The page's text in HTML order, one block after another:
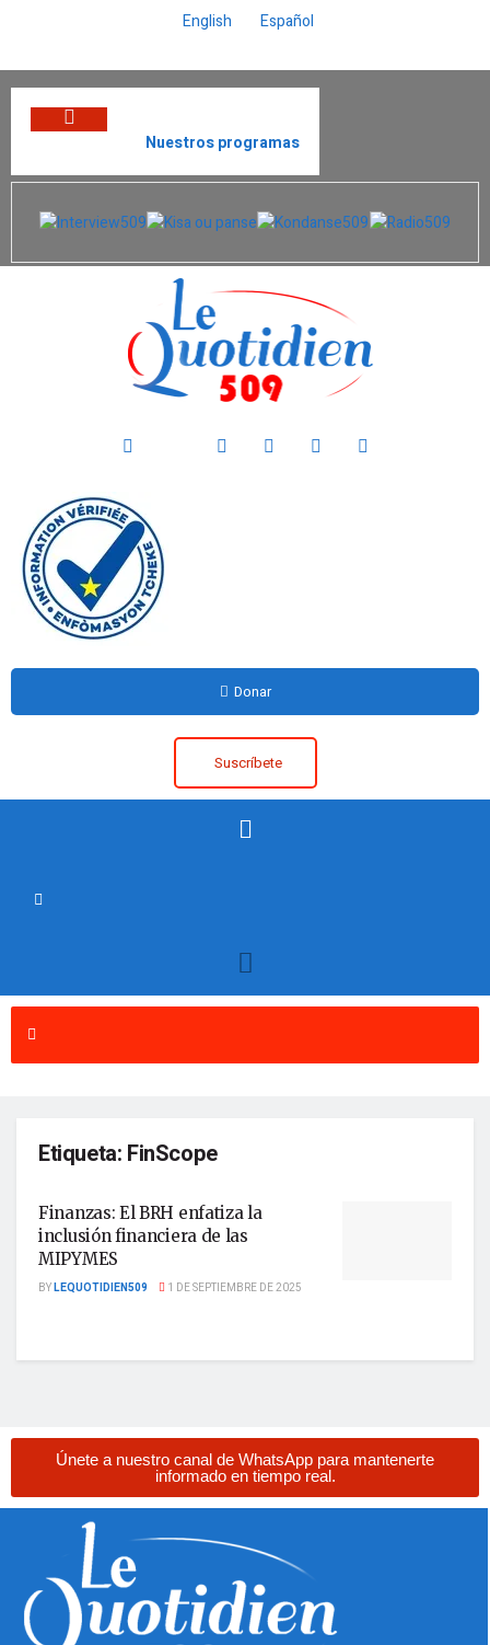
English Español
Nuestros programas
Donar
Suscríbete
Etiqueta: FinScope
Finanzas: El BRH enfatiza la
inclusión financiera de las
MIPYMES
BYLEQUOTIDIEN509 1 DE SEPTIEMBRE DE 2025
Únete a nuestro canal de WhatsApp para mantenerte
informado en tiempo real.